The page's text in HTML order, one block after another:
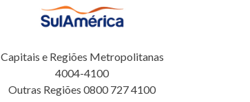
Capitais e Regiões Metropolitanas
4004-4100
Outras Regiões 0800 727 4100